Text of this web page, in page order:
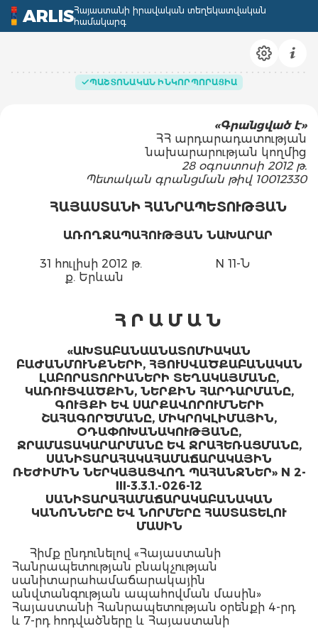
ARLISՀայաստանի իրավական տեղեկատվական
համակարգ
ՊԱՇՏՈՆԱԿԱՆ ԻՆԿՈՐՊՈՐԱՑԻԱ
«Գրանցված է»
ՀՀ արդարադատության
նախարարության կողմից
28 օգոստոսի 2012 թ.
Պետական գրանցման թիվ 10012330
ՀԱՅԱՍՏԱՆԻ ՀԱՆՐԱՊԵՏՈՒԹՅԱՆ
ԱՌՈՂՋԱՊԱՀՈՒԹՅԱՆ ՆԱԽԱՐԱՐ
31 հուլիսի 2012 թ.
ք. Երևան
N 11-Ն
Հ Ր Ա Մ Ա Ն
«ԱԽՏԱԲԱՆԱԱՆԱՏՈՄԻԱԿԱՆ
ԲԱԺԱՆՄՈՒՆՔՆԵՐԻ, ՀՅՈՒՍՎԱԾՔԱԲԱՆԱԿԱՆ
ԼԱԲՈՐԱՏՈՐԻԱՆԵՐԻ ՏԵՂԱԿԱՅՄԱՆԸ,
ԿԱՌՈՒՑՎԱԾՔԻՆ, ՆԵՐՔԻՆ ՀԱՐԴԱՐՄԱՆԸ,
ԳՈՒՅՔԻ ԵՎ ՍԱՐՔԱՎՈՐՈՒՄՆԵՐԻ
ՇԱՀԱԳՈՐԾՄԱՆԸ, ՄԻԿՐՈԿԼԻՄԱՅԻՆ,
ՕԴԱՓՈԽԱՆԱԿՈՒԹՅԱՆԸ,
ՋՐԱՄԱՏԱԿԱՐԱՐՄԱՆԸ ԵՎ ՋՐԱՀԵՌԱՑՄԱՆԸ,
ՍԱՆԻՏԱՐԱՀԱԿԱՀԱՄԱՃԱՐԱԿԱՅԻՆ
ՌԵԺԻՄԻՆ ՆԵՐԿԱՅԱՑՎՈՂ ՊԱՀԱՆՋՆԵՐ» N 2-
III-3.3.1.-026-12
ՍԱՆԻՏԱՐԱՀԱՄԱՃԱՐԱԿԱԲԱՆԱԿԱՆ
ԿԱՆՈՆՆԵՐԸ ԵՎ ՆՈՐՄԵՐԸ ՀԱՍՏԱՏԵԼՈՒ
ՄԱՍԻՆ
Հիմք ընդունելով «Հայաստանի
Հանրապետության բնակչության
սանիտարահամաճարակային
անվտանգության ապահովման մասին»
Հայաստանի Հանրապետության օրենքի 4-րդ
և 7-րդ հոդվածները և Հայաստանի